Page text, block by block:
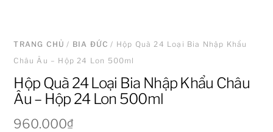
TRANG CHỦ / BIA ĐỨC / Hộp Quà 24 Loại Bia Nhập Khẩu
Châu Âu – Hộp 24 Lon 500ml
Hộp Quà 24 Loại Bia Nhập Khẩu Châu
Âu – Hộp 24 Lon 500ml
960.000₫